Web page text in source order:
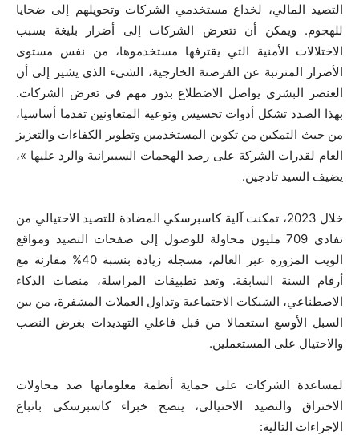
التصيد المالي، لخداع مستخدمي الشركات وتحويلهم إلى ضحايا
للهجوم. ويمكن أن تتعرض الشركات إلى أضرار بليغة بسبب
الاختلالات الأمنية التي يقترفها مستخدموها، من نفس مستوى
الأضرار المترتبة عن القرصنة الخارجية، الشيء الذي يشير إلى أن
العنصر البشري يواصل الاضطلاع بدور مهم في تعرض الشركات.
بهذا الصدد تشكل أدوات تحسيس وتوعية المتعاونين تقدما أساسيا،
من حيث التمكين من تكوين المستخدمين وتطوير الكفاءات والتعزيز
العام لقدرات الشركة على رصد الهجمات السيبرانية والرد عليها »،
يضيف السيد تادجين.
خلال 2023، تمكنت آلية كاسبرسكي المضادة للتصيد الاحتيالي من
تفادي 709مليون محاولة للوصول إلى صفحات التصيد ومواقع
الويب المزورة عبر العالم، مسجلة زيادة بنسبة 40% مقارنة مع
أرقام السنة السابقة. وتعد تطبيقات المراسلة، منصات الذكاء
الاصطناعي، الشبكات الاجتماعية وتداول العملات المشفرة، من بين
السبل الأوسع استعمالا من قبل فاعلي التهديدات بغرض النصب
والاحتيال على المستعملين.
لمساعدة الشركات على حماية أنظمة معلوماتها ضد محاولات
الاختراق والتصيد الاحتيالي، ينصح خبراء كاسبرسكي باتباع
الإجراءات التالية: